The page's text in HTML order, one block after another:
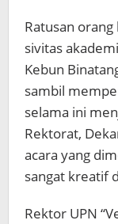
Ratusan
sivitas
Kebun
sambil
selama ini
Rektorat,
acara yang
sangat kreatif
Rektor UPN